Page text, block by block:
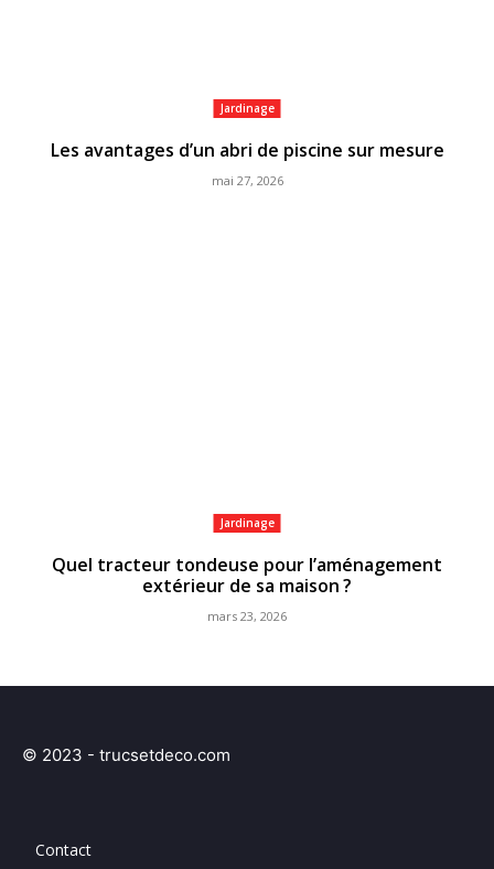
Jardinage
Les avantages d’un abri de piscine sur mesure
mai 27, 2026
Jardinage
Quel tracteur tondeuse pour l’aménagement
extérieur de sa maison ?
mars 23, 2026
© 2023 - trucsetdeco.com
Contact